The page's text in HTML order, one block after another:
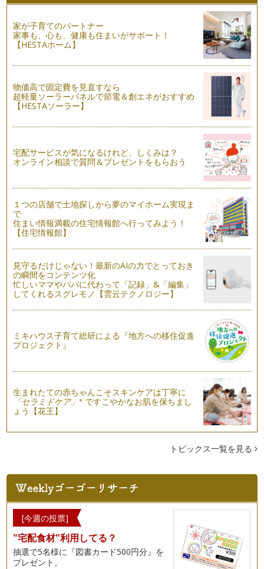
働くママの悩み⑨ ［いつも時間に追われている］
出産した瞬間からママ業が始まり、営業は２４時間３６５日、
年中無休。 …
働くママならではの悩み⑧ 『子どもと過ごす質の高い時間と
3歳児神話（『子どもが3歳になるまで母親が保育したか否か
がその後の子どもの発達に影響する』…
働くママならではの悩み⑦ 『疲労』
イギリスの働くママの悩みナンバーワンは“疲労”。 これは、…
働くママならではの悩み⑥ 『何のために働くのか？』
「何のために働いているかわからないな・・・。」 働くママ
が一度は口にしたことがある…
働くママならではの悩み⑤ 『私ばっかり』
仕事を持つ女性が結婚すると、急に負荷が増えるという現実が
あります。 家事が得意な男…
働くママならではの悩み④ 『別れ際のグズグズ』
今日は早く会社にいってアレをやって、コレをして。と頭の中
働くママならではの悩み③ 『日々の罪悪感』
働くママは色々な罪悪感を抱えながら生活しています。 ・が
っつ…
働くママならではの悩み② 『2人目出産のタイミング』
「子どもは２人ほしいけれど、１人でも大変なのに２人産んで
仕事と育児をこなしていけるのだろう…
働くママならではの悩み① 『職場のこと』
色々とあると思いますが、大きく分けると「職場・仕事のこ
と」「保育園・…
ワーキングマザーのお悩み、心のモヤモヤへの対処法
「私が本当にやりたいことは何なのだろう？」 「どうして働
いているんだろう？」 …
良いので…
3歳児神話の呪縛から解放！
ワーキングマザーの皆さんに朗報です！！ ちょっと古い情報
なの…
育児と仕事を両立させるためのKeyPoint
育児休職から復職された皆さん。 復職おめでとうございま
家が子育てのパートナー
家事も、心も、健康も住まいがサポート！
【HESTAホーム】
物価高で固定費を見直すなら
超軽量ソーラーパネルで節電＆創エネがおすすめ
【HESTAソーラー】
宅配サービスが気になるけれど、しくみは？
オンライン相談で質問＆プレゼントをもらおう
１つの店舗で土地探しから夢のマイホーム実現ま
で
住まい情報満載の住宅情報館へ行ってみよう！
【住宅情報館】
見守るだけじゃない！最新のAIの力でとっておき
の瞬間をコンテンツ化
忙しいママやパパに代わって「記録」&「編集」
してくれるスグレモノ【雲云テクノロジー】
ミキハウス子育て総研による『地方への移住促進
プロジェクト』
生まれたての赤ちゃんこそスキンケアは丁寧に
「セラミドケア」※ ですこやかなお肌を保ちまし
ょう【花王】
トピックス一覧を見る
[今週の投票]
"宅配食材"利用してる？
抽選で5名様に『図書カード500円分』を
プレゼント。